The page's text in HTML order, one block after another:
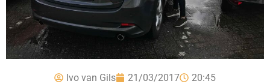
Ivo van Gils 21/03/2017 20:45